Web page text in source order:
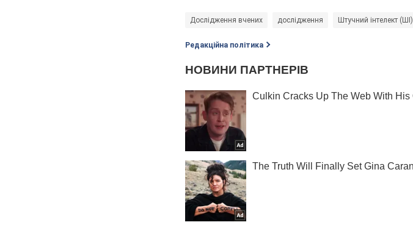
Дослідження вчених дослідження Штучний інтелект (ШІ)
Редакційна політика